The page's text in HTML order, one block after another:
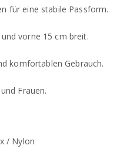
für eine stabile Passform.
vorne 15 cm breit.
komfortablen Gebrauch.
Frauen.
/ Nylon